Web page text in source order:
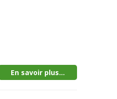
En savoir plus...